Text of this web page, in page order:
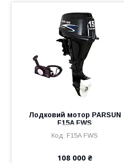
Лодковий мотор PARSUN
F15A FWS
F15A FWS
108 000 ₴